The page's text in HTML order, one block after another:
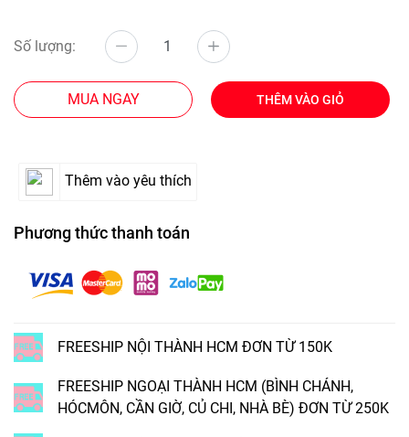
Số lượng:
MUA NGAY THÊM VÀO GIỎ
Thêm vào yêu thích
Phương thức thanh toán
FREESHIP NỘI THÀNH HCM ĐƠN TỪ 150K
FREESHIP NGOẠI THÀNH HCM (BÌNH CHÁNH,
HÓCMÔN, CẦN GIỜ, CỦ CHI, NHÀ BÈ) ĐƠN TỪ 250K